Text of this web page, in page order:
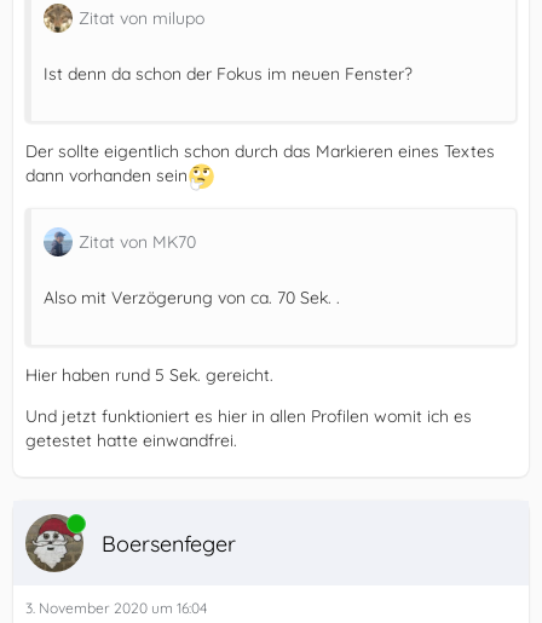
Zitat von milupo
Ist denn da schon der Fokus im neuen Fenster?
Der sollte eigentlich schon durch das Markieren eines Textes
dann vorhanden sein
Zitat von MK70
Also mit Verzögerung von ca. 70 Sek. .
Hier haben rund 5 Sek. gereicht.
Und jetzt funktioniert es hier in allen Profilen womit ich es
getestet hatte einwandfrei.
Online
Boersenfeger
3. November 2020 um 16:04